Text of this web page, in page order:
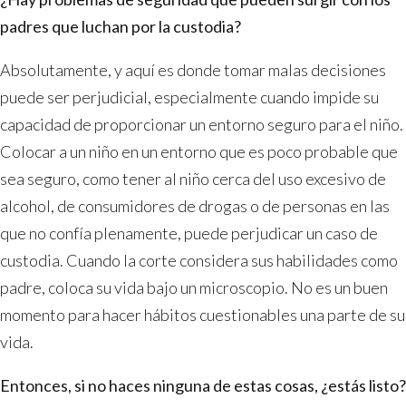
padres que luchan por la custodia?
Absolutamente, y aquí es donde tomar malas decisiones
puede ser perjudicial, especialmente cuando impide su
capacidad de proporcionar un entorno seguro para el niño.
Colocar a un niño en un entorno que es poco probable que
sea seguro, como tener al niño cerca del uso excesivo de
alcohol, de consumidores de drogas o de personas en las
que no confía plenamente, puede perjudicar un caso de
custodia. Cuando la corte considera sus habilidades como
padre, coloca su vida bajo un microscopio. No es un buen
momento para hacer hábitos cuestionables una parte de su
vida.
Entonces, si no haces ninguna de estas cosas, ¿estás listo?